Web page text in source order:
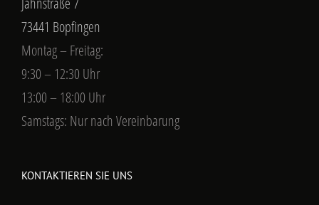
73441 Bopfingen
Montag – Freitag:
9:30 – 12:30 Uhr
13:00 – 18:00 Uhr
Samstags: Nur nach Vereinbarung
KONTAKTIEREN SIE UNS